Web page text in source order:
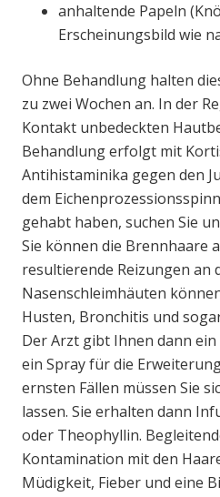
anhaltende Papeln
Erscheinungsbild wie
Ohne Behandlung halten
zu zwei Wochen an. In der
Kontakt unbedeckten
Behandlung erfolgt mit
Antihistaminika gegen den
dem
gehabt haben, suchen Sie
Sie können die Brennhaare
resultierende Reizungen an
Nasenschleimhäuten
Husten, Bronchitis und
Der Arzt gibt Ihnen dann
ein Spray für die
ernsten Fällen müssen Sie
lassen. Sie erhalten dann
oder Theophyllin.
Kontamination mit den
Müdigkeit, Fieber und eine